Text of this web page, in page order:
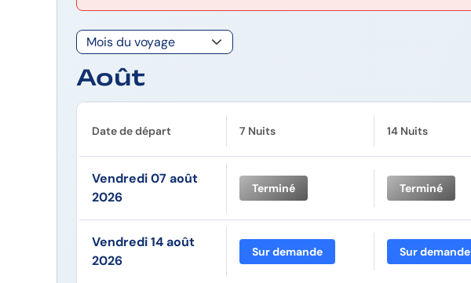
Août
Date de départ 7 Nuits 14 Nuits
Vendredi 07 août
2026
Terminé Terminé
Vendredi 14 août
2026
Sur demande Sur demande